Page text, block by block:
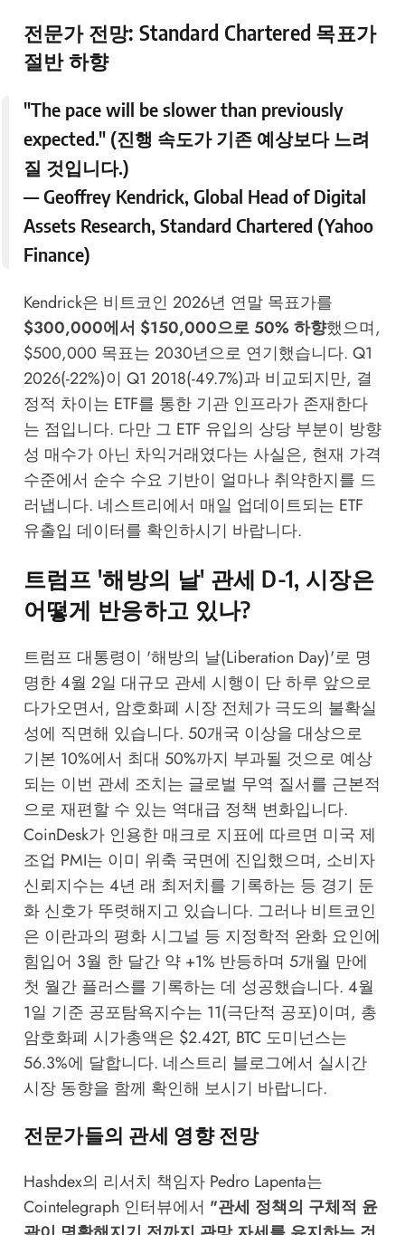
전문가 전망: Standard Chartered 목표가
절반 하향
"The pace will be slower than previously
expected." (진행 속도가 기존 예상보다 느려
질 것입니다.)
—Geoffrey Kendrick, Global Head of Digital
Assets Research, Standard Chartered (Yahoo
Finance)
Kendrick은 비트코인 2026년 연말 목표가를
$300,000에서 $150,000으로 50% 하향했으며,
$500,000 목표는 2030년으로 연기했습니다. Q1
2026(-22%)이 Q1 2018(-49.7%)과 비교되지만, 결
정적 차이는 ETF를 통한 기관 인프라가 존재한다
는 점입니다. 다만 그 ETF 유입의 상당 부분이 방향
성 매수가 아닌 차익거래였다는 사실은, 현재 가격
수준에서 순수 수요 기반이 얼마나 취약한지를 드
러냅니다. 네스트리에서 매일 업데이트되는 ETF
유출입 데이터를 확인하시기 바랍니다.
트럼프 '해방의 날' 관세 D-1, 시장은
어떻게 반응하고 있나?
트럼프 대통령이 '해방의 날(Liberation Day)'로 명
명한 4월 2일 대규모 관세 시행이 단 하루 앞으로
다가오면서, 암호화폐 시장 전체가 극도의 불확실
성에 직면해 있습니다. 50개국 이상을 대상으로
기본 10%에서 최대 50%까지 부과될 것으로 예상
되는 이번 관세 조치는 글로벌 무역 질서를 근본적
으로 재편할 수 있는 역대급 정책 변화입니다.
CoinDesk가 인용한 매크로 지표에 따르면 미국 제
조업 PMI는 이미 위축 국면에 진입했으며, 소비자
신뢰지수는 4년 래 최저치를 기록하는 등 경기 둔
화 신호가 뚜렷해지고 있습니다. 그러나 비트코인
은 이란과의 평화 시그널 등 지정학적 완화 요인에
힘입어 3월 한 달간 약 +1% 반등하며 5개월 만에
첫 월간 플러스를 기록하는 데 성공했습니다. 4월
1일 기준 공포탐욕지수는 11(극단적 공포)이며, 총
암호화폐 시가총액은 $2.42T, BTC 도미넌스는
56.3%에 달합니다. 네스트리 블로그에서 실시간
시장 동향을 함께 확인해 보시기 바랍니다.
전문가들의 관세 영향 전망
Hashdex의 리서치 책임자 Pedro Lapenta는
Cointelegraph 인터뷰에서 "관세 정책의 구체적 윤